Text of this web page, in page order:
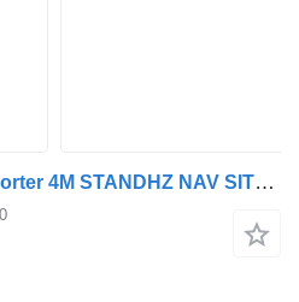
Volkswagen T6.1 Transporter 4M STANDHZ NAV SITZHZ KAM DAB